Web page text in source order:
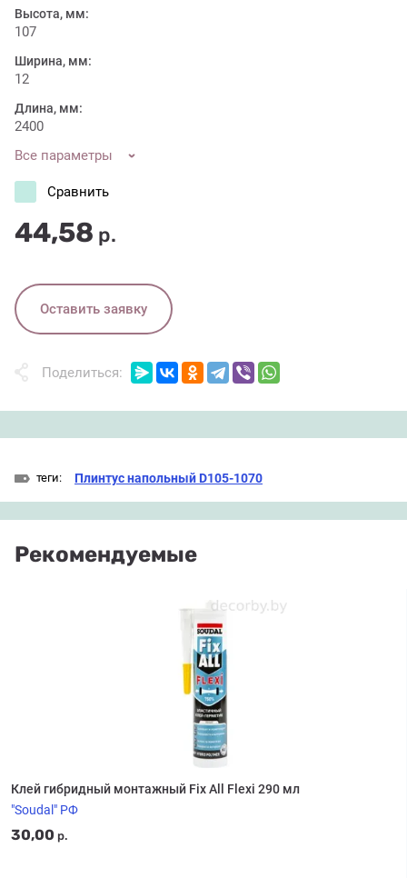
Высота, мм:
107
Ширина, мм:
12
Длина, мм:
2400
Все параметры
44,58 р.
Сравнить
Оставить заявку
Поделиться:
теги: Плинтус напольный D105-1070
Рекомендуемые
Клей гибридный монтажный Fix All Flexi 290 мл
"Soudal" РФ
30,00 р.